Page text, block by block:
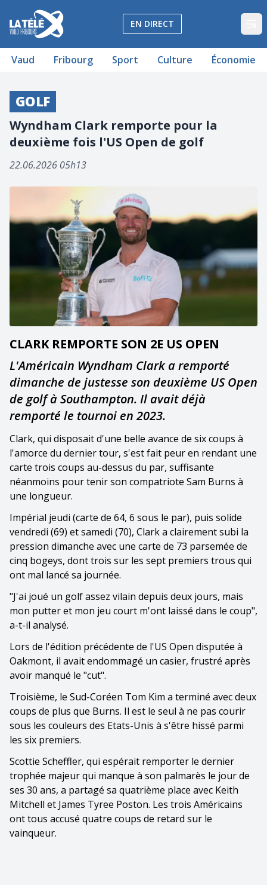
La Télé - Télévision régionale Vaud et Fribourg
EN DIRECT
Vaud Fribourg Sport Culture Économie
GOLF
Wyndham Clark remporte pour la
deuxième fois l'US Open de golf
22.06.2026 05h13
CLARK REMPORTE SON 2E US OPEN
L'Américain Wyndham Clark a remporté
dimanche de justesse son deuxième US Open
de golf à Southampton. Il avait déjà
remporté le tournoi en 2023.
Clark, qui disposait d'une belle avance de six coups à
l'amorce du dernier tour, s'est fait peur en rendant une
carte trois coups au-dessus du par, suffisante
néanmoins pour tenir son compatriote Sam Burns à
une longueur.
Impérial jeudi (carte de 64, 6 sous le par), puis solide
vendredi (69) et samedi (70), Clark a clairement subi la
pression dimanche avec une carte de 73 parsemée de
cinq bogeys, dont trois sur les sept premiers trous qui
ont mal lancé sa journée.
"J'ai joué un golf assez vilain depuis deux jours, mais
mon putter et mon jeu court m'ont laissé dans le coup",
a-t-il analysé.
Lors de l'édition précédente de l'US Open disputée à
Oakmont, il avait endommagé un casier, frustré après
avoir manqué le "cut".
Troisième, le Sud-Coréen Tom Kim a terminé avec deux
coups de plus que Burns. Il est le seul à ne pas courir
sous les couleurs des Etats-Unis à s'être hissé parmi
les six premiers.
Scottie Scheffler, qui espérait remporter le dernier
trophée majeur qui manque à son palmarès le jour de
ses 30 ans, a partagé sa quatrième place avec Keith
Mitchell et James Tyree Poston. Les trois Américains
ont tous accusé quatre coups de retard sur le
vainqueur.